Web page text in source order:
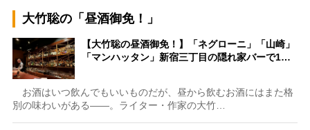
大竹聡の「昼酒御免！」
【大竹聡の昼酒御免！】「ネグローニ」「山崎」
「マンハッタン」新宿三丁目の隠れ家バーで1…
お酒はいつ飲んでもいいものだが、昼から飲むお酒にはまた格
別の味わいがある――。ライター・作家の大竹…